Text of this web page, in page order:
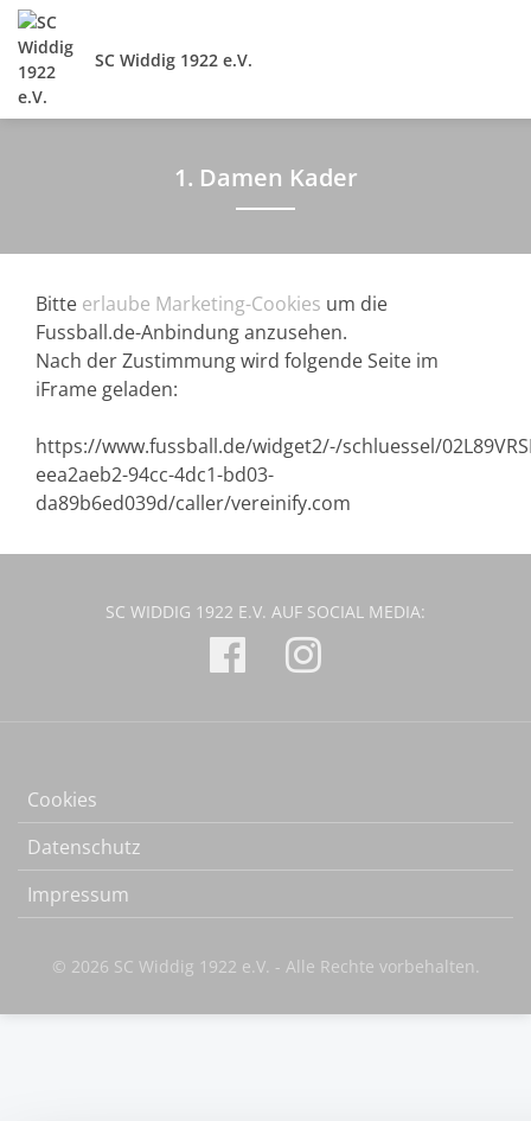
SC Widdig 1922 e.V.
1. Damen Kader
Bitte erlaube Marketing-Cookies um die
Fussball.de-Anbindung anzusehen.
Nach der Zustimmung wird folgende Seite im
iFrame geladen:
https://www.fussball.de/widget2/-/schluessel/
eea2aeb2-94cc-4dc1-bd03-
da89b6ed039d/caller/vereinify.com
SC WIDDIG 1922 E.V. AUF SOCIAL MEDIA:
Cookies
Datenschutz
Impressum
© 2026 SC Widdig 1922 e.V. - Alle Rechte vorbehalten.